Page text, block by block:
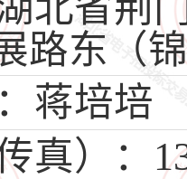
路东（
蒋培培
真）：